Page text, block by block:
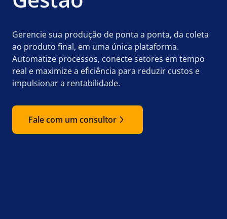
Gerencie sua produção de ponta a ponta, da coleta
ao produto final, em uma única plataforma.
Automatize processos, conecte setores em tempo
real e maximize a eficiência para reduzir custos e
impulsionar a rentabilidade.
Fale com um consultor